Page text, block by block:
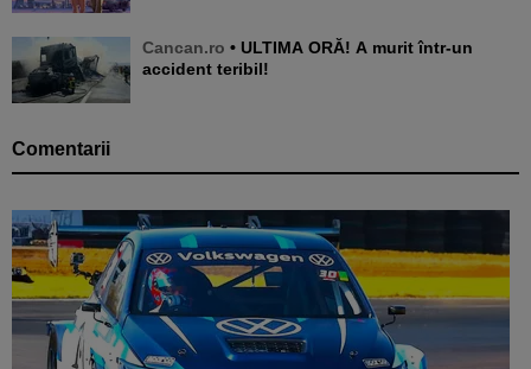
Cancan.ro • ULTIMA ORĂ! A murit într-un
accident teribil!
Comentarii